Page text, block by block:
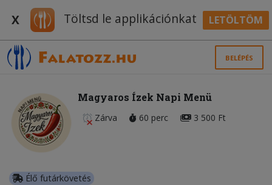
X Töltsd le applikációnkat LETÖLTÖM
BELÉPÉS
Magyaros Ízek Napi Menü
Zárva 60 perc 3 500 Ft
Élő futárkövetés